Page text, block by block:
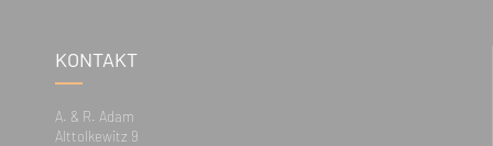
KONTAKT
A. & R. Adam
Alttolkewitz 9